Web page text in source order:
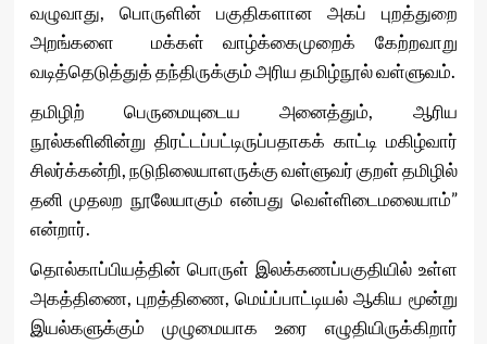
வழுவாது, பொருளின் பகுதிகளான அகப் புறத்துறை
அறங்களை மக்கள் வாழ்க்கைமுறைக் கேற்றவாறு
வடித்தெடுத்துத் தந்திருக்கும் அரிய தமிழ்நூல் வள்ளுவம்.
தமிழிற் பெருமையுடைய அனைத்தும், ஆரிய
நூல்களினின்று திரட்டப்பட்டிருப்பதாகக் காட்டி மகிழ்வார்
சிலர்க்கன்றி, நடுநிலையாளருக்கு வள்ளுவர் குறள் தமிழில்
தனி முதலற நூலேயாகும் என்பது வெள்ளிடைமலையாம்”
என்றார்.
தொல்காப்பியத்தின் பொருள் இலக்கணப்பகுதியில் உள்ள
அகத்திணை, புறத்திணை, மெய்ப்பாட்டியல் ஆகிய மூன்று
இயல்களுக்கும் முழுமையாக உரை எழுதியிருக்கிறார்